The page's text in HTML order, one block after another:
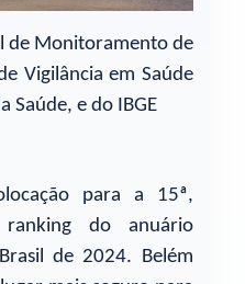
de Monitoramento de
Vigilância em Saúde
Saúde, e do IBGE
para a 15ª,
do anuário
de 2024. Belém